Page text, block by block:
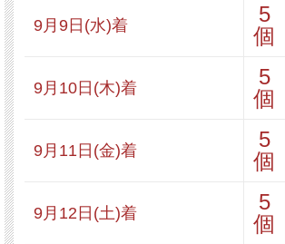
9月9日(水)着
5
個
9月10日(木)着
5
個
9月11日(金)着
5
個
9月12日(土)着
5
個